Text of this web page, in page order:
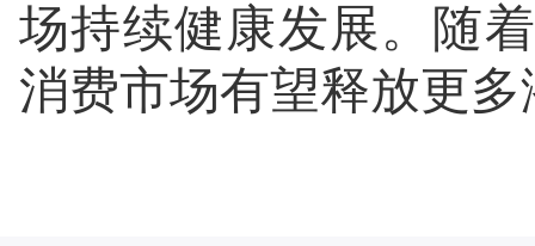
场持续健康发展。随
消费市场有望释放更多